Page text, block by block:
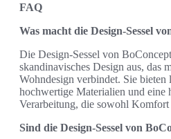
FAQ
Was macht die Design-Sessel
Die Design-Sessel von
skandinavisches Design aus, das
Wohndesign verbindet. Sie
hochwertige Materialien und eine
Verarbeitung, die sowohl Komfort
Sind die Design-Sessel von